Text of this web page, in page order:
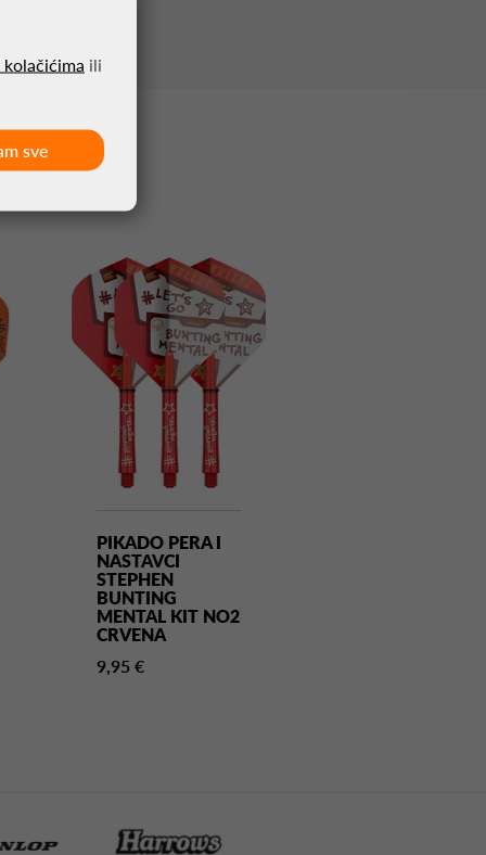
PIKADO PERA I
NASTAVCI
STEPHEN
BUNTING
MENTAL KIT NO2
CRVENA
9,95 €
ili
sve